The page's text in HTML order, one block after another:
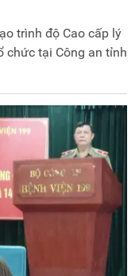
trình độ Cao cấp lý
chức tại Công an tỉnh